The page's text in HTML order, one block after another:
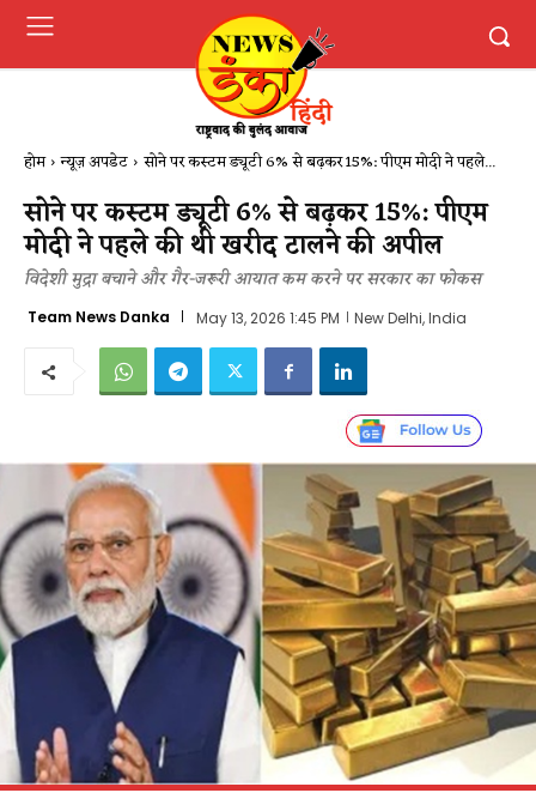
होम न्यूज़ अपडेट सोने पर कस्टम ड्यूटी 6% से बढ़कर 15%: पीएम मोदी ने पहले...
सोने पर कस्टम ड्यूटी 6% से बढ़कर 15%: पीएम
मोदी ने पहले की थी खरीद टालने की अपील
विदेशी मुद्रा बचाने और गैर-जरूरी आयात कम करने पर सरकार का फोकस
Team News Danka May 13, 2026 1:45 PM New Delhi, India